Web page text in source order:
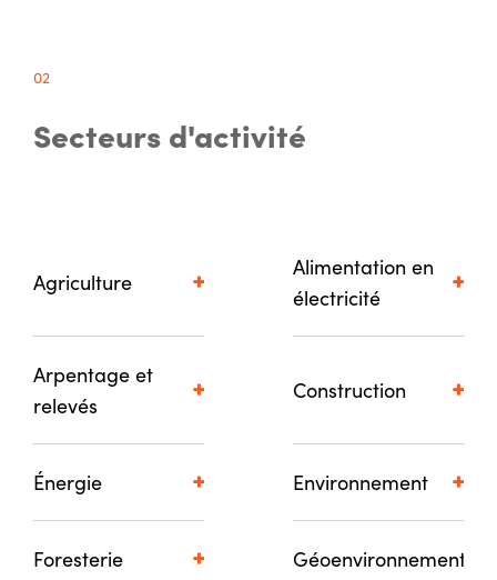
02
Secteurs d'activité
Agriculture
Alimentation en
électricité
Arpentage et
relevés
Construction
Énergie Environnement
Foresterie Géoenvironnement